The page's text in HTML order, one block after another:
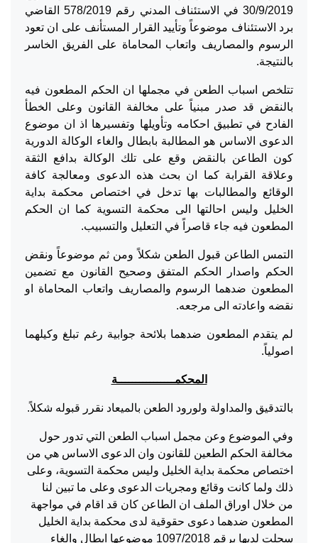
30/9/2019 في الاستئناف المدني رقم 578/2019 القاضي
برد الاستئناف موضوعاً وتأييد القرار المستأنف على ان تعود
الرسوم والمصاريف واتعاب المحاماة على الفريق الخاسر
بالنتيجة.
تتلخص اسباب الطعن في مجملها ان الحكم المطعون فيه
بالنقض قد صدر مبنياً على مخالفة القانون وعلى الخطأ
الفادح في تطبيق احكامه وتأويلها وتفسيرها اذ ان موضوع
الدعوى الاساس هو المطالبة بابطال والغاء الوكالة الدورية
كون الطاعن بالنقض وقع على تلك الوكالة بدافع الثقة
وعلاقة القرابة كما ان بحث هذه الدعوى ومعالجة كافة
الوقائع والمطالبات بها تدخل في اختصاص محكمة بداية
الخليل وليس احالتها الى محكمة التسوية كما ان الحكم
المطعون فيه جاء قاصراً في التعليل والتسبيب.
التمس الطاعن قبول الطعن شكلاً ومن ثم موضوعاً ونقض
الحكم واصدار الحكم المتفق وصحيح القانون مع تضمين
المطعون ضدهما الرسوم والمصاريف واتعاب المحاماة او
نقضه واعادته الى مرجعه.
لم يتقدم المطعون ضدهما بلائحة جوابية رغم تبلغ وكيلهما
اصولياً.
المحكمــــــــــــــــة
بالتدقيق والمداولة ولورود الطعن بالميعاد نقرر قبوله شكلاً.
وفي الموضوع وعن مجمل اسباب الطعن التي تدور حول
مخالفة الحكم الطعين للقانون وان الدعوى الاساس هي من
اختصاص محكمة بداية الخليل وليس محكمة التسوية، وعلى
ذلك ولما كانت وقائع ومجريات الدعوى وعلى ما تبين لنا
من خلال اوراق الملف ان الطاعن كان قد اقام في مواجهة
المطعون ضدهما دعوى حقوقية لدى محكمة بداية الخليل
سجلت لديها برقم 1097/2018 موضوعها ابطال والغاء